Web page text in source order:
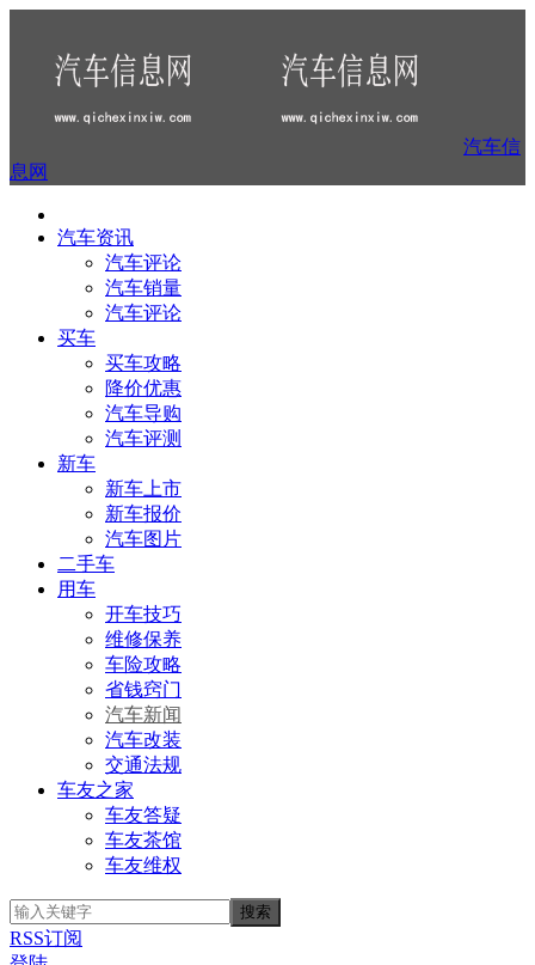
汽车信
息网
汽车资讯
汽车评论
汽车销量
汽车评论
买车
买车攻略
降价优惠
汽车导购
汽车评测
新车
新车上市
新车报价
汽车图片
二手车
用车
开车技巧
维修保养
车险攻略
省钱窍门
汽车新闻
汽车改装
交通法规
车友之家
车友答疑
车友茶馆
车友维权
RSS订阅